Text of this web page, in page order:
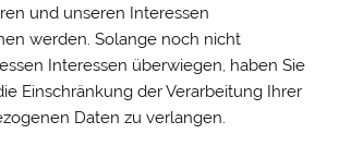
und unseren Interessen
werden. Solange noch nicht
Interessen überwiegen, haben Sie
Einschränkung der Verarbeitung Ihrer
Daten zu verlangen.